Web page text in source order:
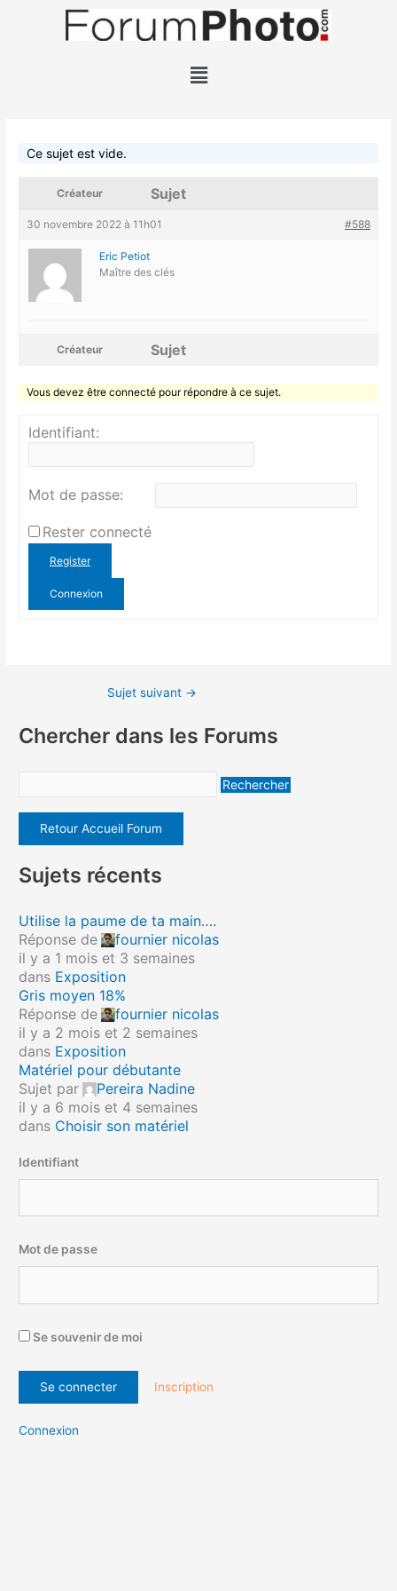
Menu
Ce sujet est vide.
Créateur Sujet
30 novembre 2022 à 11h01 #588
Eric Petiot
Maître des clés
Créateur Sujet
Vous devez être connecté pour répondre à ce sujet.
Identifiant:
Mot de passe:
Rester connecté
Register
Connexion
Sujet suivant →
Chercher dans les Forums
Retour Accueil Forum
Sujets récents
Utilise la paume de ta main….
Réponse de
fournier nicolas
il y a 1 mois et 3 semaines
dans Exposition
Gris moyen 18%
Réponse de
fournier nicolas
il y a 2 mois et 2 semaines
dans Exposition
Matériel pour débutante
Sujet par
Pereira Nadine
il y a 6 mois et 4 semaines
dans Choisir son matériel
Identifiant
Mot de passe
Se souvenir de moi
Inscription
Connexion